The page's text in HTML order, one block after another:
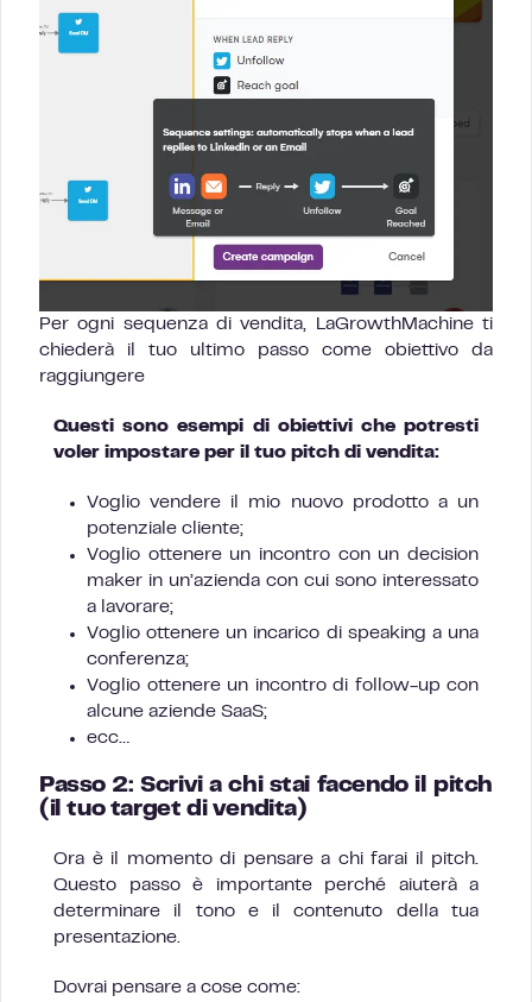
Per ogni sequenza di vendita, LaGrowthMachine ti
chiederà il tuo ultimo passo come obiettivo da
raggiungere
Questi sono esempi di obiettivi che potresti
voler impostare per il tuo pitch di vendita:
Voglio vendere il mio nuovo prodotto a un
potenziale cliente;
Voglio ottenere un incontro con un decision
maker in un’azienda con cui sono interessato
a lavorare;
Voglio ottenere un incarico di speaking a una
conferenza;
Voglio ottenere un incontro di follow-up con
alcune aziende SaaS;
ecc…
Passo 2: Scrivi a chi stai facendo il pitch
(il tuo target di vendita)
Ora è il momento di pensare a chi farai il pitch.
Questo passo è importante perché aiuterà a
determinare il tono e il contenuto della tua
presentazione.
Dovrai pensare a cose come: